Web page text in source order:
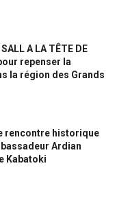
A LA TÊTE DE
repenser la
la région des Grands
rencontre historique
Ardian
Kabatoki